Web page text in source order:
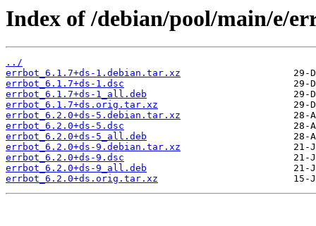
Index of /debian/pool/main/e/
../
errbot_6.1.7+ds-1.debian.tar.xz
errbot_6.1.7+ds-1.dsc
errbot_6.1.7+ds-1_all.deb
errbot_6.1.7+ds.orig.tar.xz
errbot_6.2.0+ds-5.debian.tar.xz
errbot_6.2.0+ds-5.dsc
errbot_6.2.0+ds-5_all.deb
errbot_6.2.0+ds-9.debian.tar.xz
errbot_6.2.0+ds-9.dsc
errbot_6.2.0+ds-9_all.deb
errbot_6.2.0+ds.orig.tar.xz